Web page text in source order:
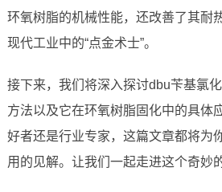
环氧树脂的机械性能，还改善了其耐
现代工业中的“点金术士”。
接下来，我们将深入探讨dbu苄基氯
方法以及它在环氧树脂固化中的具体
好者还是行业专家，这篇文章都将为
用的见解。让我们一起走进这个奇妙